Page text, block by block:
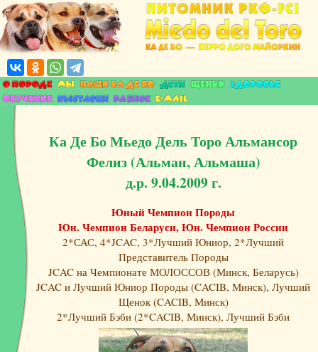
Ка Де Бо Мьедо Дель Торо Альмансор
Фелиз (Альман, Альмаша)
д.р. 9.04.2009 г.
Юный Чемпион Породы
Юн. Чемпион Беларуси, Юн. Чемпион России
2*САС, 4*JCAC, 3*Лучший Юниор, 2*Лучший
Представитель Породы
JCAC на Чемпионате МОЛОССОВ (Минск, Беларусь)
JCAC и Лучший Юниор Породы (CACIB, Минск), Лучший
Щенок (CACIB, Минск)
2*Лучший Бэби (2*CACIB, Минск), Лучший Бэби